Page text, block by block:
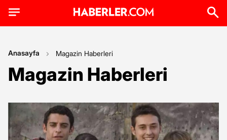
Anasayfa Magazin Haberleri
Magazin Haberleri